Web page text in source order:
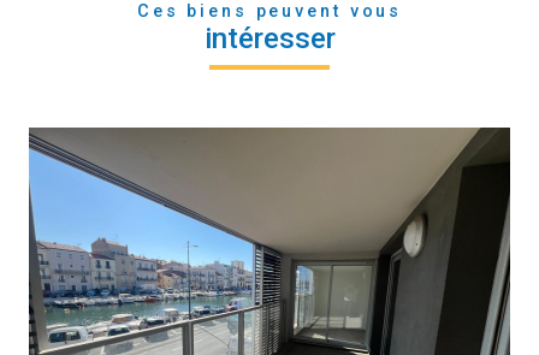
Ces biens peuvent vous
intéresser
voir le bien